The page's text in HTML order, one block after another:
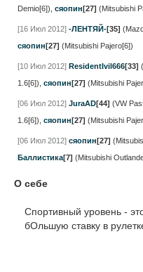
Demio[6]), сяопин [27] (Mitsubishi
[16 Июл 2012] -ЛЕНТЯЙ-[35]
сяопин [27] (Mitsubishi Pajero[6])
[10 Июл 2012] ResidentIvil666[33]
1.6[6]), сяопин [27] (Mitsubishi
[06 Июл 2012] JuraAD[44] (VW
1.6[6]), сяопин [27] (Mitsubishi
[06 Июл 2012] сяопин [27]
Баллистика[7] (Mitsubishi
О себе
Спортивный уровень -
бОльшую ставку в